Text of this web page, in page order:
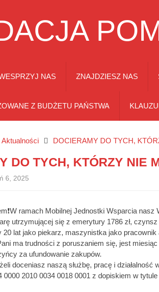
NAS ZNAJDZIESZ NAS
Z BUDŻETU PAŃSTWA
Aktualności DOCIERAMY DO TYCH,
DO TYCH, KTÓRZY NIE
6, 2025
ramach Mobilnej Jednostki Wsparcia
utrzymującej się z emerytury 1786 zł, czynsz
lat jako piekarz, maszynistka jako
ma trudności z poruszaniem się, jest
za ufundowanie zakupów.
doceniasz naszą służbę, pracę i
0000 2010 0034 0018 0001 z dopiskiem w